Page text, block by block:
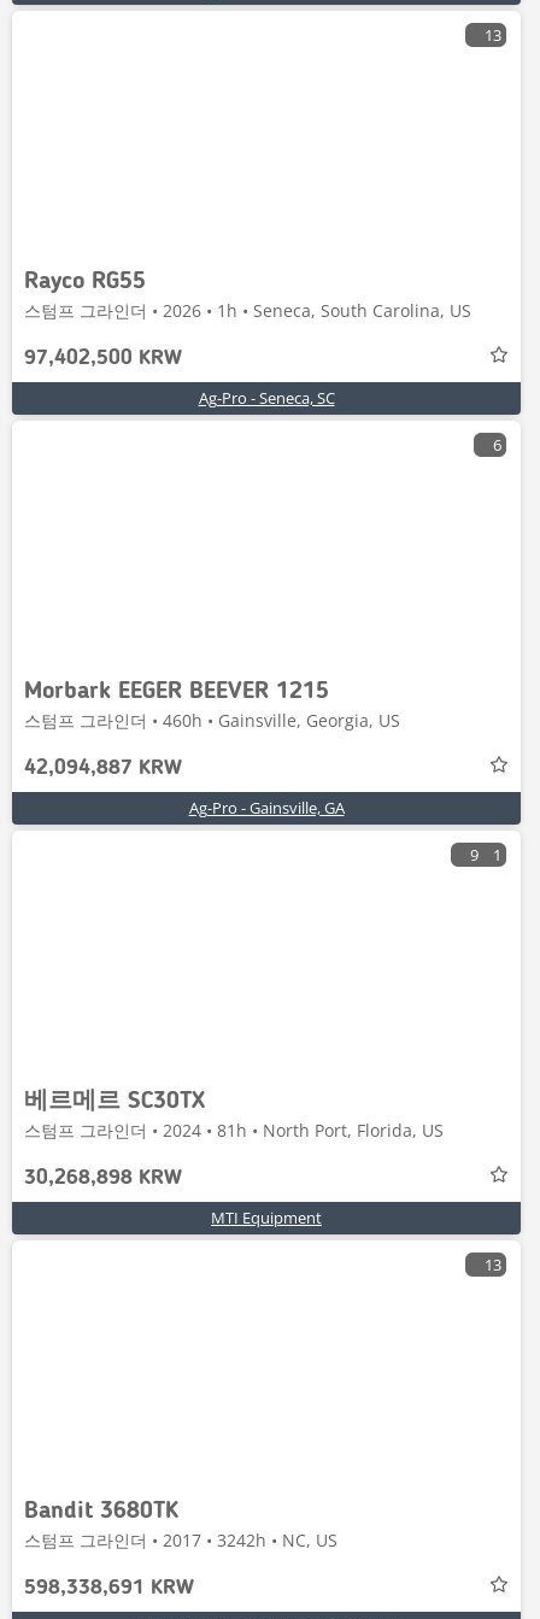
13
Rayco RG55
스텀프 그라인더 • 2026 • 1h • Seneca, South Carolina, US
97,402,500 KRW
Ag-Pro - Seneca, SC
6
Morbark EEGER BEEVER 1215
스텀프 그라인더 • 460h • Gainsville, Georgia, US
42,094,887 KRW
Ag-Pro - Gainsville, GA
9 1
베르메르 SC30TX
스텀프 그라인더 • 2024 • 81h • North Port, Florida, US
30,268,898 KRW
MTI Equipment
13
Bandit 3680TK
스텀프 그라인더 • 2017 • 3242h • NC, US
598,338,691 KRW